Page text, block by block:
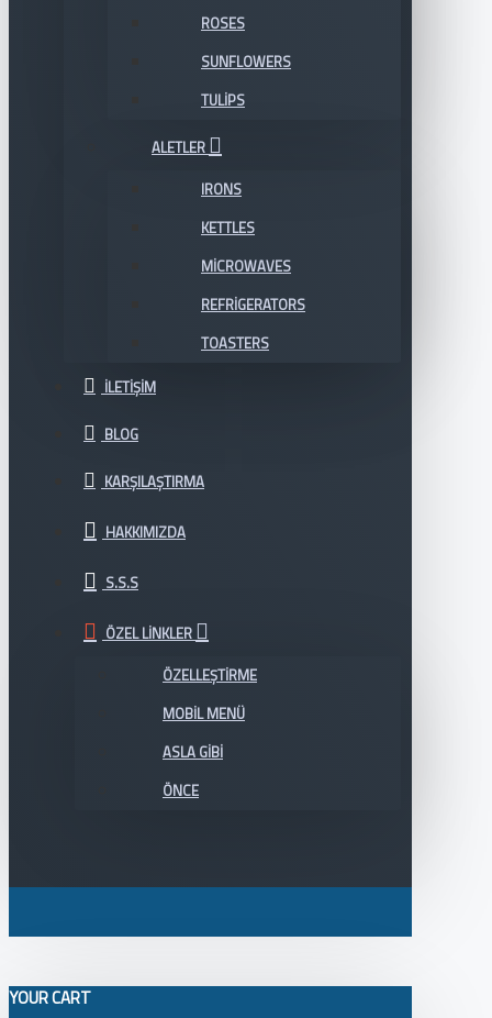
ROSES
SUNFLOWERS
TULIPS
ALETLER
IRONS
KETTLES
MICROWAVES
REFRIGERATORS
TOASTERS
İLETIŞIM
BLOG
KARŞILAŞTIRMA
HAKKIMIZDA
S.S.S
ÖZEL LINKLER
ÖZELLEŞTIRME
MOBIL MENÜ
ASLA GIBI
ÖNCE
YOUR CART